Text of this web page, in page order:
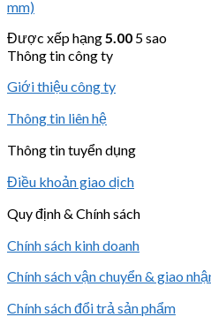
mm)
Được xếp hạng5.00 5 sao
Thông tin công ty
Giới thiệu công ty
Thông tin liên hệ
Thông tin tuyển dụng
Điều khoản giao dịch
Quy định & Chính sách
Chính sách kinh doanh
Chính sách vận chuyển & giao
Chính sách đổi trả sản phẩm